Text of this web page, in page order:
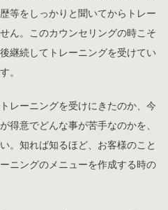
等をしっかりと聞いてからトレー
ん。このカウンセリングの時こそ
継続してトレーニングを受けてい
。
レーニングを受けにきたのか、今
得意でどんな事が苦手なのかを、
。知れば知るほど、お客様のこと
ニングのメニューを作成する時の